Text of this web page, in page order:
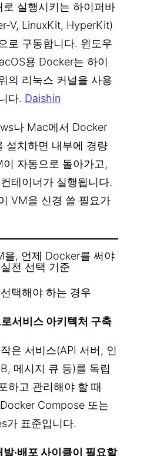
실행시키는 하이퍼바
V, LinuxKit, HyperKit)
로 구동합니다. 윈도우
용 Docker는 하이
의 리눅스 커널을 사용
다. Daishin
나 Mac에서 Docker
설치하면 내부에 경량
이 자동으로 돌아가고,
테이너가 실행됩니다.
VM을 신경 쓸 필요가
을, 언제 Docker를 써야
전 선택 기준
택해야 하는 경우
서비스 아키텍처 구축
은 서비스(API 서버, 인
메시지 큐 등)를 독립
하고 관리해야 할 때
Compose 또는
가 표준입니다.
·배포 사이클이 필요할